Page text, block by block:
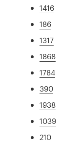
1416
186
1317
1868
1784
390
1938
1039
210